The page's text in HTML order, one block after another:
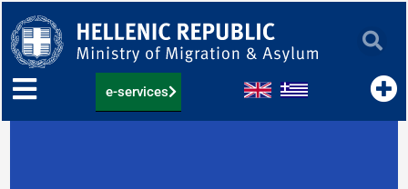
to
content
e-services